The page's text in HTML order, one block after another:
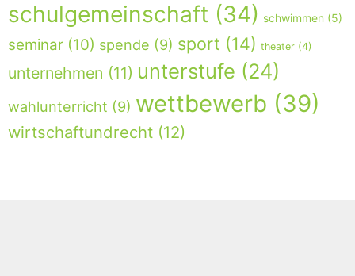
schulgemeinschaft (34) schwimmen (5)
seminar (10) spende (9) sport (14) theater (4)
unternehmen (11) unterstufe (24)
wahlunterricht (9) wettbewerb (39)
wirtschaftundrecht (12)